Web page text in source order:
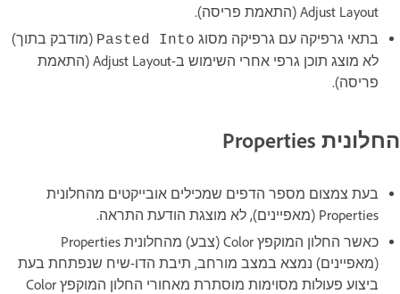
Adjust Layout (התאמת פריסה).
בתאי גרפיקה עם גרפיקה מסוג Pasted Into (מודבק בתוך)
לא מוצג תוכן גרפי אחרי השימוש ב-Adjust Layout (התאמת
פריסה).
החלונית Properties
בעת צמצום מספר הדפים שמכילים אובייקטים מהחלונית
Properties (מאפיינים), לא מוצגת הודעת התראה.
כאשר החלון המוקפץ Color (צבע) מהחלונית Properties
(מאפיינים) נמצא במצב מורחב, תיבת הדו-שיח שנפתחת בעת
ביצוע פעולות מסוימות מוסתרת מאחורי החלון המוקפץ Color